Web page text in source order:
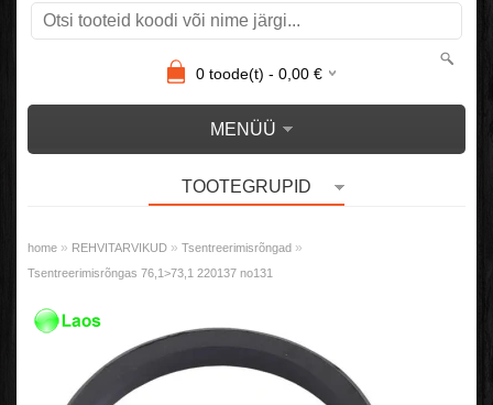
0toode(t) - 0,00€
MENÜÜ
TOOTEGRUPID
home » REHVITARVIKUD » Tsentreerimisrõngad »
Tsentreerimisrõngas 76,1>73,1 220137 no131